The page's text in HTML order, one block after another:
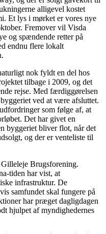
alligevel kostet
Et lys i mørket er vores nye
Fremover vil Visda
og spændende retter på
endnu flere lokalt
nok fyldt en del hos
tilbage i 2009, og det
rejse. Med færdiggørelsen
ved at være afsluttet.
som følge af, at
Det har givet en
byggeriet bliver flot, når det
og der er venteliste til
Brugsforening.
tiden har vist, at
infrastruktur. De
samfundet skal fungere på
har præget dagligdagen
hjulpet af myndighedernes